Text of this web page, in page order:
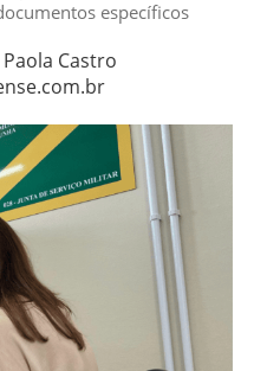
específicos
Paola Castro